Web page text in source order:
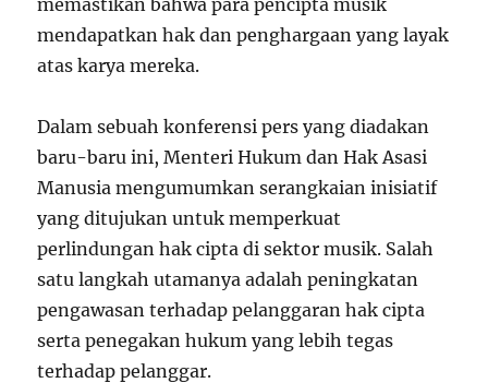
mendapatkan hak dan penghargaan yang layak
atas karya mereka.
Dalam sebuah konferensi pers yang diadakan
baru-baru ini, Menteri Hukum dan Hak Asasi
Manusia mengumumkan serangkaian inisiatif
yang ditujukan untuk memperkuat
perlindungan hak cipta di sektor musik. Salah
satu langkah utamanya adalah peningkatan
pengawasan terhadap pelanggaran hak cipta
serta penegakan hukum yang lebih tegas
terhadap pelanggar.